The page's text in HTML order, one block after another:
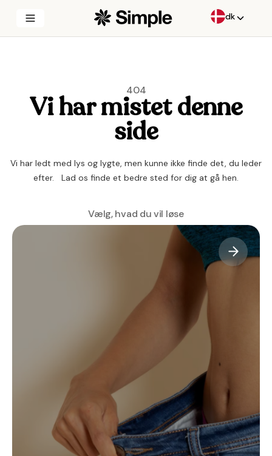
dk
404
Vi har mistet denne
side
Vi har ledt med lys og lygte, men kunne ikke finde det, du leder
efter.
Lad os finde et bedre sted for dig at gå hen.
Vælg, hvad du vil løse